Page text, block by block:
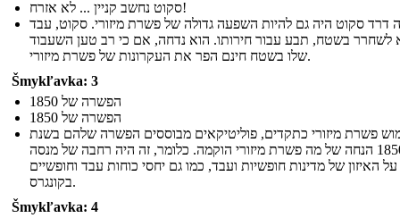
סקוט נחשב קניין ... לא אזרח!
דרד סקוט היה גם להיות השפעה גדולה של פשרת מיזורי. סקוט, עבד
לשחרר בשטח, תבע עבור חירותו. הוא נדחה, אם כי רב טען השעבוד
שלו בשטח חינם הפר את העקרונות של פשרת מיזורי.
Šmykľavka: 3
הפשרה של 1850
הפשרה של 1850
פשרת מיזורי כתקדים, פוליטיקאים מבוססים הפשרה שלהם בשנת
1850 הנחה של מה פשרת מיזורי הוקמה. כלומר, זה היה רחבה של מנסה
האיזון של מדינות חופשיות ועבד, כמו גם יחסי כוחות עבד וחופשיים
בקונגרס.
Šmykľavka: 4